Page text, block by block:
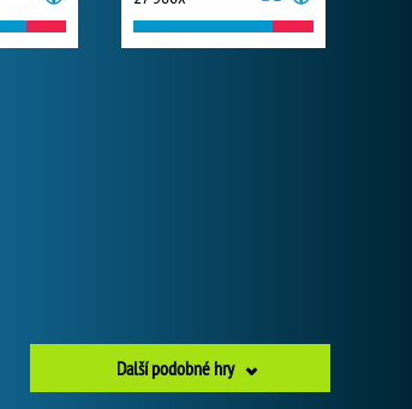
Další podobné hry